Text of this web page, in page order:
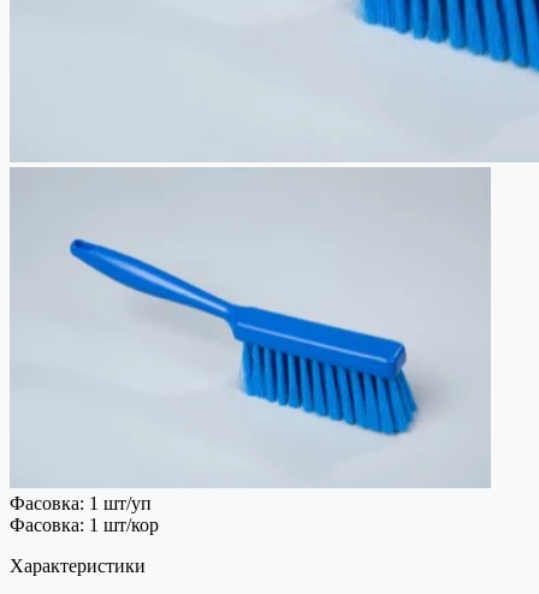
Фасовка: 1 шт/уп
Фасовка: 1 шт/кор
Характеристики